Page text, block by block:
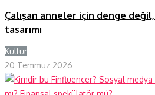
Çalışan anneler için denge
tasarımı
Kültür
20 Temmuz 2026